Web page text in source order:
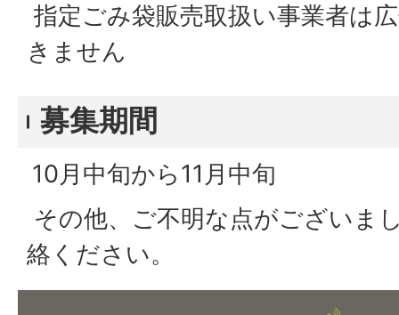
指定ごみ袋販売取扱い事業者は
きません
募集期間
10月中旬から11月中旬
その他、ご不明な点がございま
絡ください。